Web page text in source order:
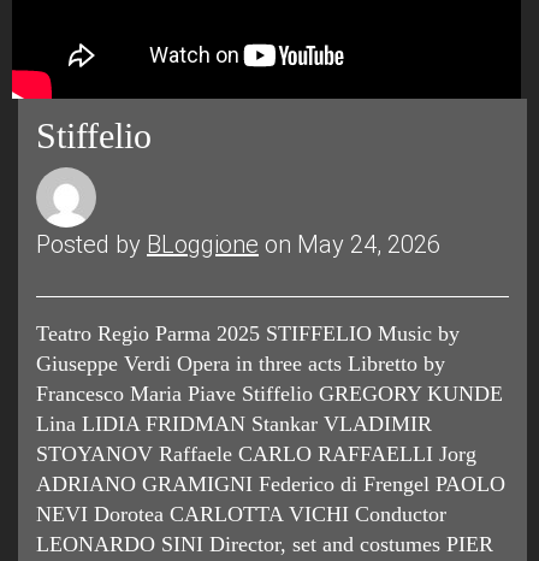
Stiffelio
Posted by BLoggione on May 24, 2026
Teatro Regio Parma 2025 STIFFELIO Music by
Giuseppe Verdi Opera in three acts Libretto by
Francesco Maria Piave Stiffelio GREGORY KUNDE
Lina LIDIA FRIDMAN Stankar VLADIMIR
STOYANOV Raffaele CARLO RAFFAELLI Jorg
ADRIANO GRAMIGNI Federico di Frengel PAOLO
NEVI Dorotea CARLOTTA VICHI Conductor
LEONARDO SINI Director, set and costumes PIER